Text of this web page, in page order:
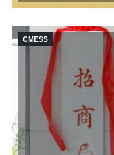
CMESS